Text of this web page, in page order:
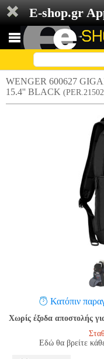
E-shop.gr
WENGER 600627
15.4'' BLACK
Κατόπιν
Χωρίς έξοδα αποστολής
Εδώ θα βρείτε